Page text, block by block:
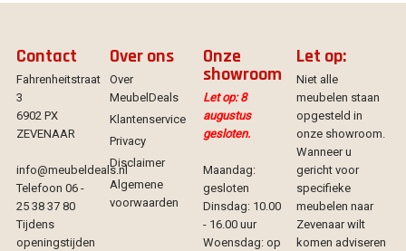
Contact
Fahrenheitstraat
3
6902 PX
ZEVENAAR
info@meubeldeals.nl
Telefoon 06 -
25 38 37 80
Tijdens
openingstijden
Over ons
Over
MeubelDeals
Klantenservice
Privacy
Disclaimer
Algemene
voorwaarden
Onze
showroom
Let op: 8
augustus
gesloten.
Maandag:
gesloten
Dinsdag: 10.00
- 16.00 uur
Woensdag: op
Let op:
Niet alle
meubelen staan
opgesteld in
onze showroom.
Wanneer u
gericht voor
specifieke
meubelen naar
Zevenaar wilt
komen adviseren